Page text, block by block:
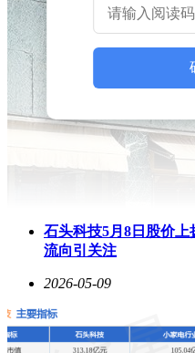
石头科技5月8日股价
流向引关注
2026-05-09